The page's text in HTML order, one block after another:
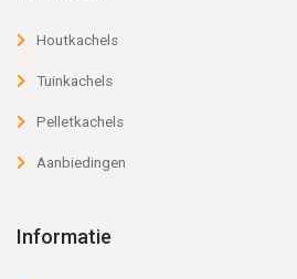
Houtkachels
Tuinkachels
Pelletkachels
Aanbiedingen
Informatie